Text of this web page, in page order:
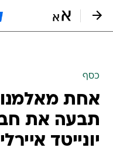
כסף
תבעה את
יונייטד